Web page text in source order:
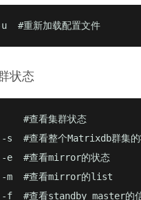
#重新加载配置文件
状态
#查看集群状态
#查看整个Matrixdb群集的
e  #查看mirror的状态
m  #查看mirror的list
#查看standby master的